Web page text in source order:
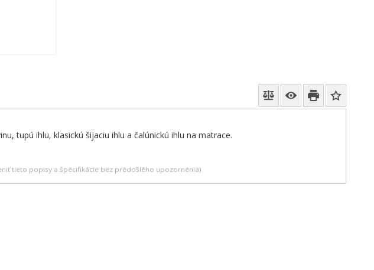
tupú ihlu, klasickú šijaciu ihlu a čalúnickú ihlu na matrace.
tieto popisy a špecifikácie bez predošlého upozornenia)